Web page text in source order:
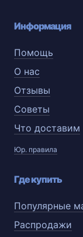
Информация
Помощь
О нас
Отзывы
Советы
Что доставим
Юр. правила
Где купить
Популярные
Распродажи